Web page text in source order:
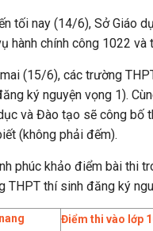
tối nay (14/6), Sở Giáo
hành chính công 1022
(15/6), các trường
ký nguyện vọng 1).
và Đào tạo sẽ công bố
(không phải đếm).
phúc khảo điểm bài thi
THPT thí sinh đăng ký
Điểm thi vào lớp